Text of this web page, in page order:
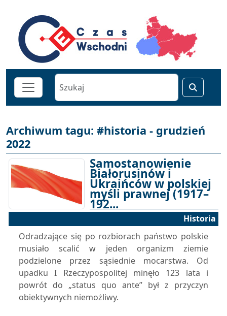
Archiwum tagu: #historia - grudzień
2022
Samostanowienie
Białorusinów i
Ukraińców w polskiej
myśli prawnej (1917–
192...
Historia
Odradzające się po rozbiorach państwo polskie
musiało scalić w jeden organizm ziemie
podzielone przez sąsiednie mocarstwa. Od
upadku I Rzeczypospolitej minęło 123 lata i
powrót do „status quo ante” był z przyczyn
obiektywnych niemożliwy.